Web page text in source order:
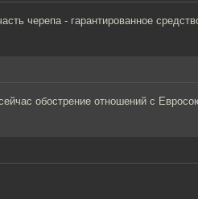
черепа - гарантированное
обострение отношений с